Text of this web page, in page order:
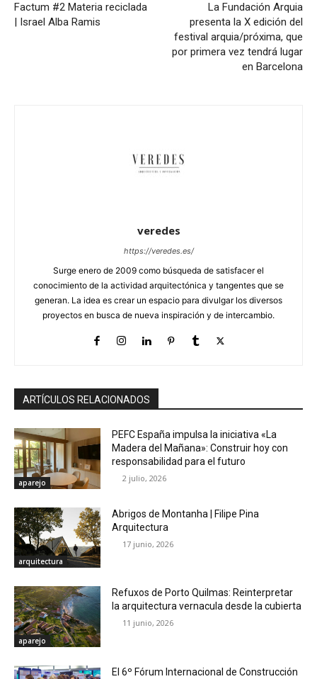
Factum #2 Materia reciclada
| Israel Alba Ramis
La Fundación Arquia
presenta la X edición del
festival arquia/próxima, que
por primera vez tendrá lugar
en Barcelona
veredes
https://veredes.es/
Surge enero de 2009 como búsqueda de satisfacer el
conocimiento de la actividad arquitectónica y tangentes que se
generan. La idea es crear un espacio para divulgar los diversos
proyectos en busca de nueva inspiración y de intercambio.
ARTÍCULOS RELACIONADOS
aparejo
PEFC España impulsa la iniciativa «La
Madera del Mañana»: Construir hoy con
responsabilidad para el futuro
2 julio, 2026
arquitectura
Abrigos de Montanha | Filipe Pina
Arquitectura
17 junio, 2026
aparejo
Refuxos de Porto Quilmas: Reinterpretar
la arquitectura vernacula desde la cubierta
11 junio, 2026
El 6º Fórum Internacional de Construcción